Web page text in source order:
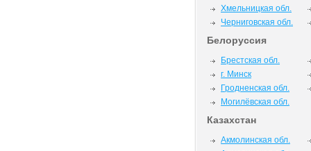
Хмельницкая обл.
Черниговская обл.
Белоруссия
Брестская обл.
г. Минск
Гродненская обл.
Могилёвская обл.
Казахстан
Акмолинская обл.